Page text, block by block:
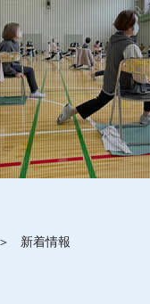
新着情報